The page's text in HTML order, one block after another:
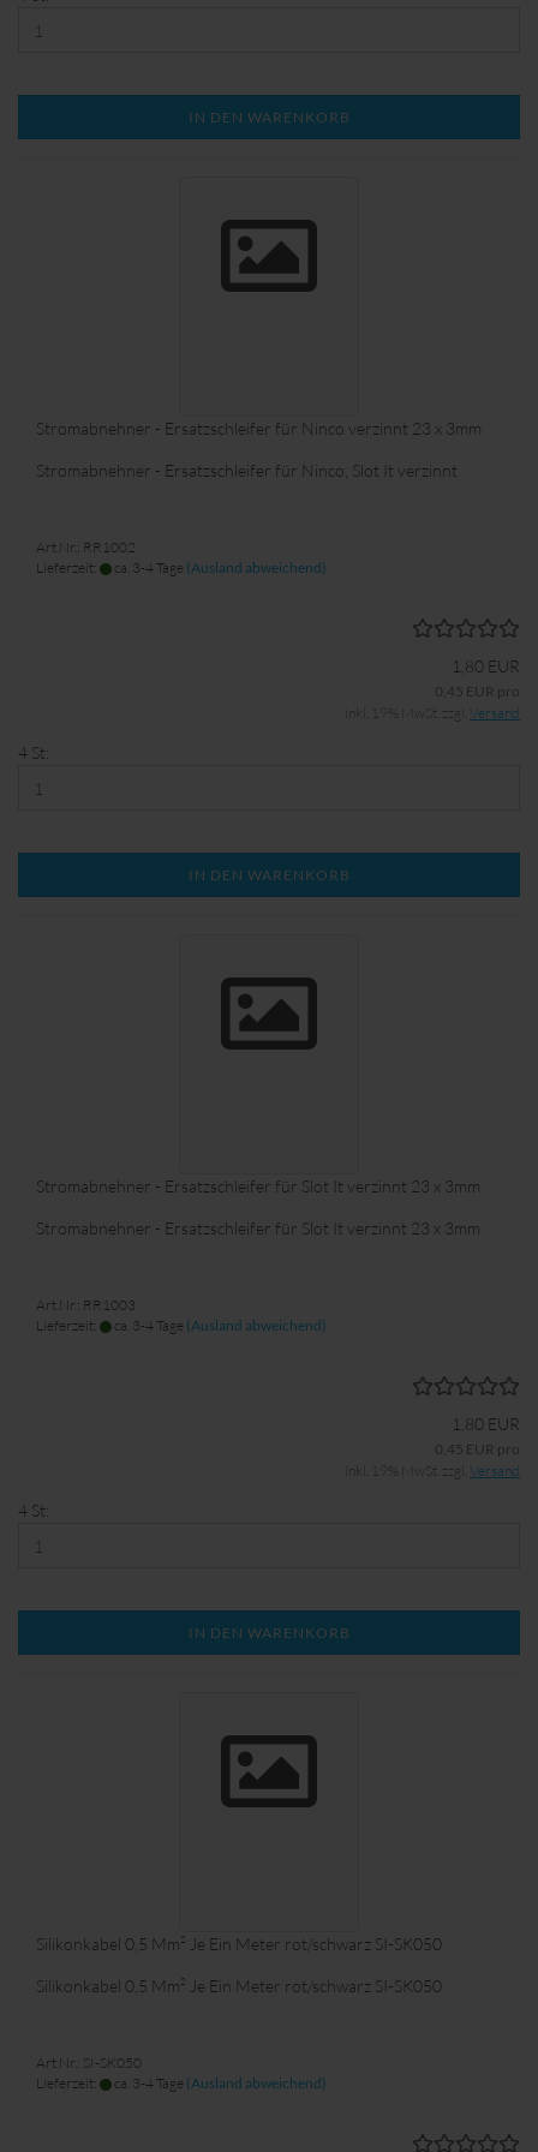
nach Terminvereinbarung, abzuholen.
IN DEN WARENKORB
Stromabnehner - Ersatzschleifer für Ninco verzinnt 23 x 3mm
Stromabnehner - Ersatzschleifer für Ninco, Slot It verzinnt
Art.Nr.: RR1002
Lieferzeit:
ca. 3-4 Tage (Ausland abweichend)
1,80 EUR
0,45 EUR pro
inkl. 19% MwSt. zzgl. Versand
4 St:
IN DEN WARENKORB
Stromabnehner - Ersatzschleifer für Slot It verzinnt 23 x 3mm
Stromabnehner - Ersatzschleifer für Slot It verzinnt 23 x 3mm
Art.Nr.: RR1003
Lieferzeit:
ca. 3-4 Tage (Ausland abweichend)
1,80 EUR
0,45 EUR pro
inkl. 19% MwSt. zzgl. Versand
4 St:
IN DEN WARENKORB
Silikonkabel 0,5 Mm² Je Ein Meter rot/schwarz SI-SK050
Silikonkabel 0,5 Mm² Je Ein Meter rot/schwarz SI-SK050
Art.Nr.: SI-SK050
Lieferzeit:
ca. 3-4 Tage (Ausland abweichend)